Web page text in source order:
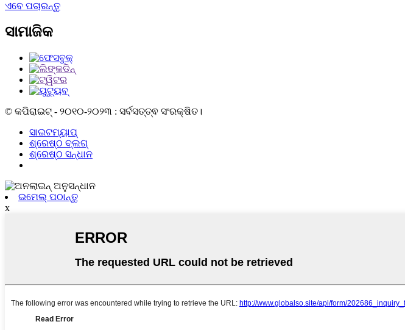
ଏବେ ପଚାରନ୍ତୁ
ସାମାଜିକ
© କପିରାଇଟ୍ - ୨୦୧୦-୨୦୨୩ : ସର୍ବସତ୍ତ୍ଵ ସଂରକ୍ଷିତ।
ସାଇଟମ୍ୟାପ୍
ଶ୍ରେଷ୍ଠ ବ୍ଲଗ୍
ଶ୍ରେଷ୍ଠ ସନ୍ଧାନ
ଇମେଲ୍ ପଠାନ୍ତୁ
x